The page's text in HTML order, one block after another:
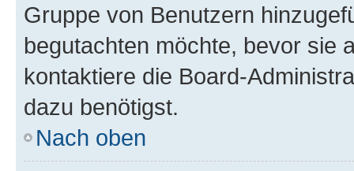
Gruppe von Benutzern
begutachten möchte, bevor sie
kontaktiere die Board-
dazu benötigst.
Nach oben